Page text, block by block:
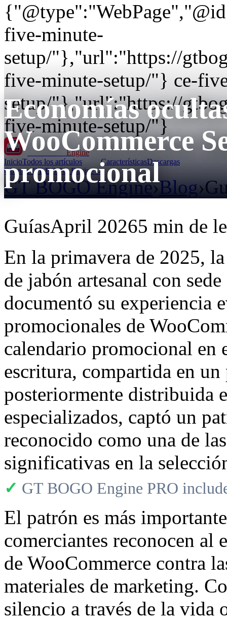
five-minute-
setup/"},"url":"https://
five-minute-setup/"} ce-
setup/"},"url":"https://
five-minute-setup/"}
GT BOGO Engine
InicioTodos los artículos CaracterísticasDescargas
Obtener GT BOGO Engine →
GT BOGO Engine›Blog›
Economías
WooCommerce
promocional
GuíasApril 20265 min de
En la primavera de 2025,
de jabón artesanal con
documentó su experiencia
promocionales de
calendario promocional en
escritura, compartida en
posteriormente distribuida
especializados, captó un
reconocido como una de
significativas en la
✓ GT BOGO Engine PRO
El patrón es más
comerciantes reconocen
de WooCommerce contra
materiales de marketing.
silencio a través de la vida